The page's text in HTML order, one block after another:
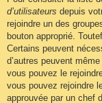
d’utilisateurs depuis
rejoindre un des
bouton approprié.
Certains peuvent
d’autres peuvent
vous pouvez le
vous pouvez rejoindre
approuvée par un chef